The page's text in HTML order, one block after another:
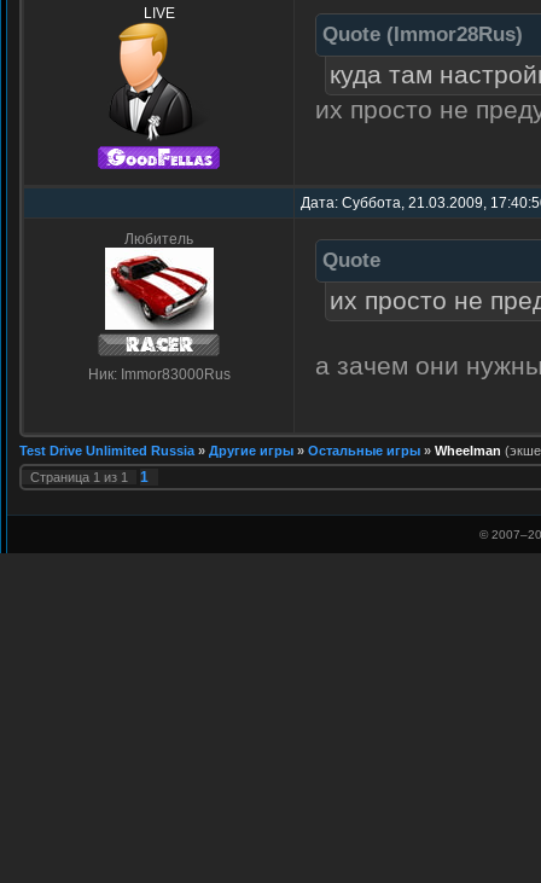
LIVE
Quote (Immor28Rus)
куда там
их просто не
Дата: Суббота, 21.03.2009,
Любитель
Ник: Immor83000Rus
Quote
их просто не
а зачем они
Test Drive Unlimited Russia » Другие игры » Остальные игры » Wheelman
Страница 1 из 1 1
© 2007–